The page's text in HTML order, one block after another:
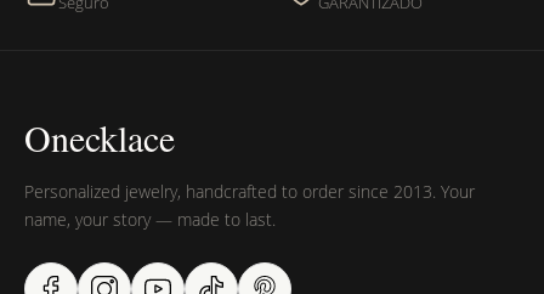
Onecklace
Personalized jewelry, handcrafted to order since 2013. Your
name, your story — made to last.